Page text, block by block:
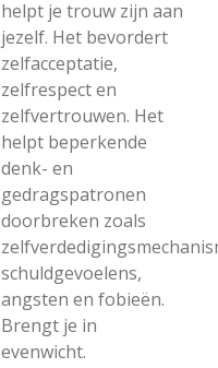
helpt je trouw zijn aan
jezelf. Het bevordert
zelfacceptatie,
zelfrespect en
zelfvertrouwen. Het
helpt beperkende
denk- en
gedragspatronen
doorbreken zoals
schuldgevoelens,
angsten en fobieën.
Brengt je in
evenwicht.